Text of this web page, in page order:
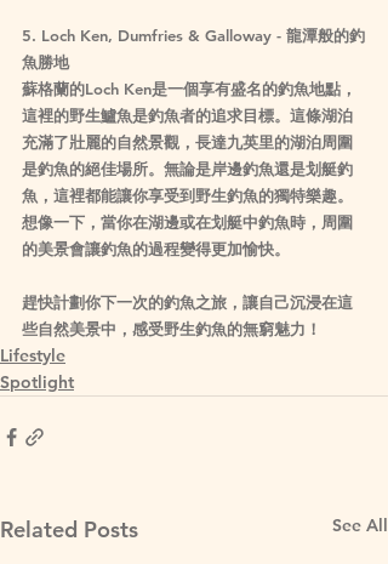
5. Loch Ken, Dumfries & Galloway - 龍潭般的釣
魚勝地
蘇格蘭的Loch Ken是一個享有盛名的釣魚地點，
這裡的野生鱸魚是釣魚者的追求目標。這條湖泊
充滿了壯麗的自然景觀，長達九英里的湖泊周圍
是釣魚的絕佳場所。無論是岸邊釣魚還是划艇釣
魚，這裡都能讓你享受到野生釣魚的獨特樂趣。
想像一下，當你在湖邊或在划艇中釣魚時，周圍
的美景會讓釣魚的過程變得更加愉快。
趕快計劃你下一次的釣魚之旅，讓自己沉浸在這
些自然美景中，感受野生釣魚的無窮魅力！
Lifestyle
Spotlight
Related Posts See All